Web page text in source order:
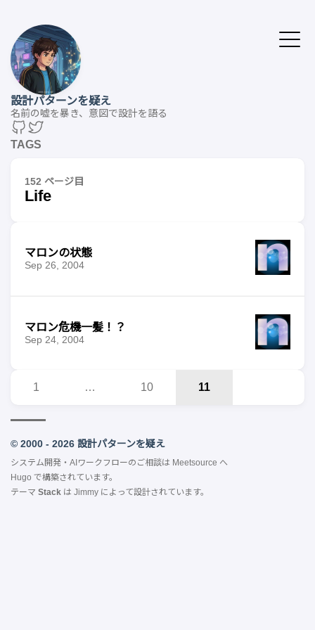
設計パターンを疑え
名前の嘘を暴き、意図で設計を語る
TAGS
152 ページ目
Life
マロンの状態
Sep 26, 2004
マロン危機一髪！？
Sep 24, 2004
1 … 10 11
© 2000 - 2026 設計パターンを疑え
システム開発・AIワークフローのご相談は Meetsource へ
Hugo で構築されています。
テーマ Stack は Jimmy によって設計されています。